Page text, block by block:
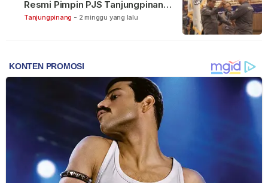
Resmi Pimpin PJS Tanjungpinang-
Bintan
Tanjungpinang - 2 minggu yang lalu